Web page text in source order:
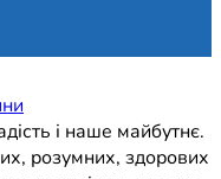
і наше майбутнє.
розумних, здорових